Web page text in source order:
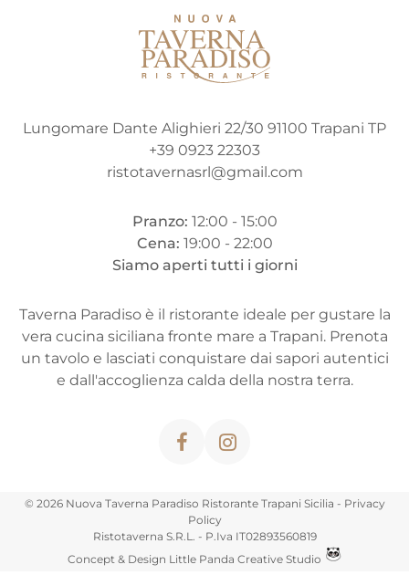
Lungomare Dante Alighieri 22/30 91100 Trapani TP
+39 0923 22303
ristotavernasrl@gmail.com
Pranzo: 12:00 - 15:00
Cena: 19:00 - 22:00
Siamo aperti tutti i giorni
Taverna Paradiso è il ristorante ideale per gustare la
vera cucina siciliana fronte mare a Trapani. Prenota
un tavolo e lasciati conquistare dai sapori autentici
e dall'accoglienza calda della nostra terra.
© 2026 Nuova Taverna Paradiso Ristorante Trapani Sicilia - Privacy
Policy
Ristotaverna S.R.L.
- P.Iva IT02893560819
Concept & Design Little Panda Creative Studio